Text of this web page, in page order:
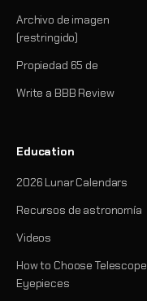
Archivo de imagen
(restringido)
Propiedad 65 de
Write a BBB Review
Education
2026 Lunar Calendars
Recursos de astronomía
Videos
How to Choose Telescope
Eyepieces